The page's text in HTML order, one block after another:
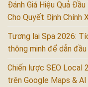
Đánh Giá Hiệu Quả
Cho Quyết Định Chính
Tương lai Spa 2026:
thông minh để dẫn
Chiến lược SEO Local
trên Google Maps &